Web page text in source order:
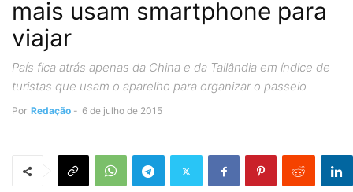
mais usam smartphone para
viajar
País fica atrás apenas da China e da Tailândia em índice de
turistas que usam o aparelho para organizar o passeio
Por Redação - 6 de julho de 2015